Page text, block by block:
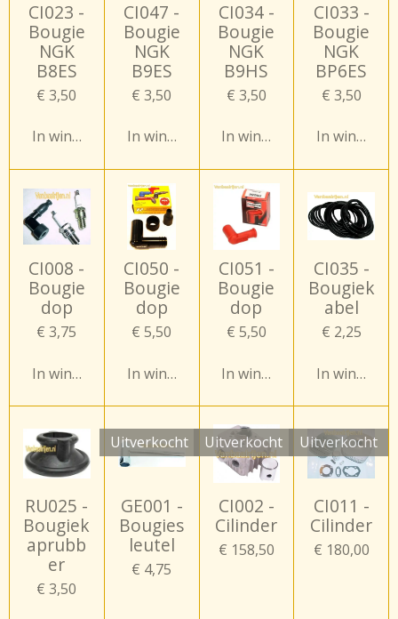
CI023 -
Bougie
NGK
B8ES
€ 3,50
In winkelwagen
CI047 -
Bougie
NGK
B9ES
€ 3,50
In winkelwagen
CI034 -
Bougie
NGK
B9HS
€ 3,50
In winkelwagen
CI033 -
Bougie
NGK
BP6ES
€ 3,50
In
CI008 -
Bougie
dop
€ 3,75
In winkelwagen
CI050 -
Bougie
dop
€ 5,50
In winkelwagen
CI051 -
Bougie
dop
€ 5,50
In winkelwagen
CI035 -
Bougiek
abel
€ 2,25
In
RU025 -
Bougiek
aprubb
er
€ 3,50
Uitverkocht
GE001 -
Bougies
leutel
€ 4,75
Uitverkocht
CI002 -
Cilinder
€ 158,50
Uitverkocht
CI011 -
Cilinder
€ 180,00